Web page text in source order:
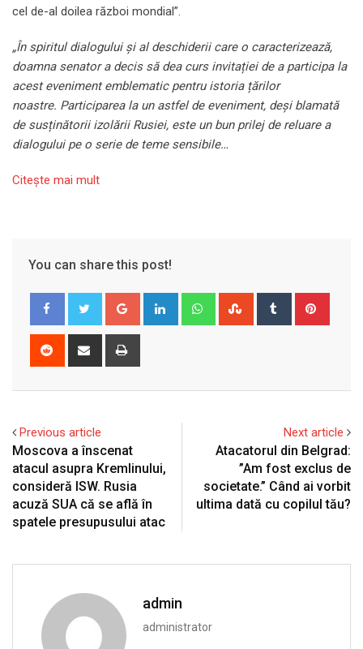
cel de-al doilea război mondial”.
„În spiritul dialogului și al deschiderii care o caracterizează,
doamna senator a decis să dea curs invitației de a participa la
acest eveniment emblematic pentru istoria țărilor
noastre. Participarea la un astfel de eveniment, deși blamată
de susținătorii izolării Rusiei, este un bun prilej de reluare a
dialogului pe o serie de teme sensibile…
Citeşte mai mult
You can share this post!
Google+ LinkedIn WhatsappStumbleUpon
Tumblr
Reddit
Share
Previous article
Moscova a înscenat
atacul asupra Kremlinului,
consideră ISW. Rusia
acuză SUA că se află în
spatele presupusului atac
Next article
Atacatorul din Belgrad:
”Am fost exclus de
societate.” Când ai vorbit
ultima dată cu copilul tău?
admin
administrator